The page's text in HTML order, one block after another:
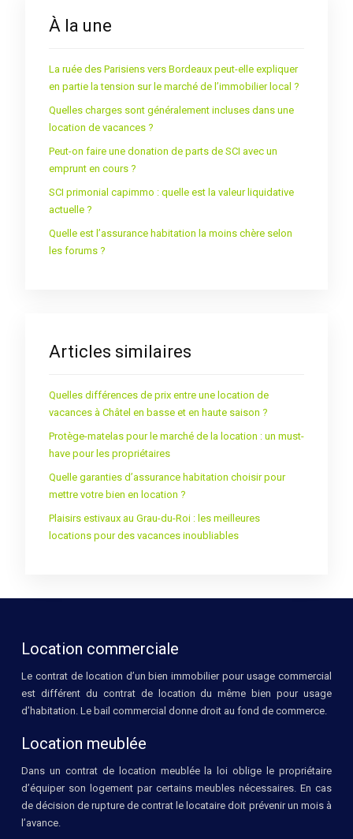
À la une
La ruée des Parisiens vers Bordeaux peut-elle expliquer
en partie la tension sur le marché de l’immobilier local ?
Quelles charges sont généralement incluses dans une
location de vacances ?
Peut-on faire une donation de parts de SCI avec un
emprunt en cours ?
SCI primonial capimmo : quelle est la valeur liquidative
actuelle ?
Quelle est l’assurance habitation la moins chère selon
les forums ?
Articles similaires
Quelles différences de prix entre une location de
vacances à Châtel en basse et en haute saison ?
Protège-matelas pour le marché de la location : un must-
have pour les propriétaires
Quelle garanties d’assurance habitation choisir pour
mettre votre bien en location ?
Plaisirs estivaux au Grau-du-Roi : les meilleures
locations pour des vacances inoubliables
Location commerciale
Le contrat de location d’un bien immobilier pour usage commercial
est différent du contrat de location du même bien pour usage
d’habitation. Le bail commercial donne droit au fond de commerce.
Location meublée
Dans un contrat de location meublée la loi oblige le propriétaire
d’équiper son logement par certains meubles nécessaires. En cas
de décision de rupture de contrat le locataire doit prévenir un mois à
l’avance.